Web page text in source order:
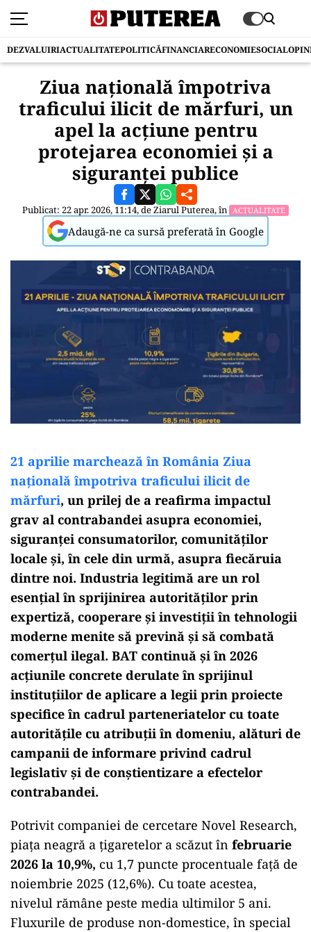
DEZVALUIRIACTUALITATEPOLITICĂFINANCIARECONOMIESOCIAL
Ziua națională împotriva
traficului ilicit de mărfuri, un
apel la acțiune pentru
protejarea economiei și a
siguranței publice
Publicat: 22 apr. 2026, 11:14, deZiarul Puterea, în ACTUALITATE
Adaugă-ne ca sursă preferată în Google
21 aprilie marchează în România Ziua
națională împotriva traficului ilicit de
mărfuri, un prilej de a reafirma impactul
grav al contrabandei asupra economiei,
siguranței consumatorilor, comunităților
locale și, în cele din urmă, asupra fiecăruia
dintre noi. Industria legitimă are un rol
esențial în sprijinirea autorităților prin
expertiză, cooperare și investiții în tehnologii
moderne menite să prevină și să combată
comerțul ilegal. BAT continuă și în 2026
acțiunile concrete derulate în sprijinul
instituțiilor de aplicare a legii prin proiecte
specifice în cadrul parteneriatelor cu toate
autoritățile cu atribuții în domeniu, alături de
campanii de informare privind cadrul
legislativ și de conștientizare a efectelor
contrabandei.
Potrivit companiei de cercetare Novel Research,
piața neagră a țigaretelor a scăzut în februarie
2026 la 10,9%, cu 1,7 puncte procentuale față de
noiembrie 2025 (12,6%). Cu toate acestea,
nivelul rămâne peste media ultimilor 5 ani.
Fluxurile de produse non-domestice, în special